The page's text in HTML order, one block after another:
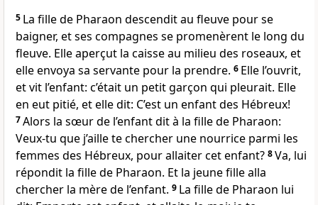
5 La fille de Pharaon descendit au fleuve pour se
baigner, et ses compagnes se promenèrent le long du
fleuve. Elle aperçut la caisse au milieu des roseaux, et
elle envoya sa servante pour la prendre. 6 Elle l’ouvrit,
et vit l’enfant: c’était un petit garçon qui pleurait. Elle
en eut pitié, et elle dit: C’est un enfant des Hébreux!
7Alors la sœur de l’enfant dit à la fille de Pharaon:
Veux-tu que j’aille te chercher une nourrice parmi les
femmes des Hébreux, pour allaiter cet enfant? 8Va, lui
répondit la fille de Pharaon. Et la jeune fille alla
chercher la mère de l’enfant. 9 La fille de Pharaon lui